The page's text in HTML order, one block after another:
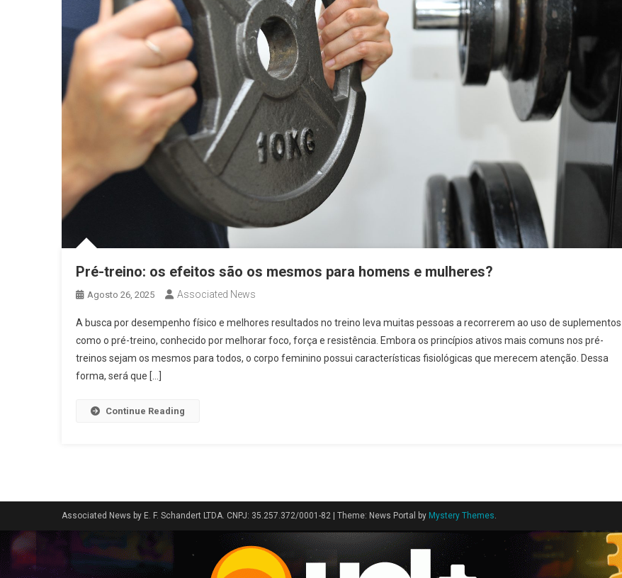
Pré-treino: os efeitos são os mesmos para homens e mulheres?
Agosto 26, 2025 Associated News
A busca por desempenho físico e melhores resultados no treino leva muitas pessoas a recorrerem ao uso de suplementos
como o pré-treino, conhecido por melhorar foco, força e resistência. Embora os princípios ativos mais comuns nos pré-
treinos sejam os mesmos para todos, o corpo feminino possui características fisiológicas que merecem atenção. Dessa
forma, será que […]
Continue Reading
Associated News by E. F. Schandert LTDA. CNPJ: 35.257.372/0001-82 Theme: News Portal by Mystery Themes.